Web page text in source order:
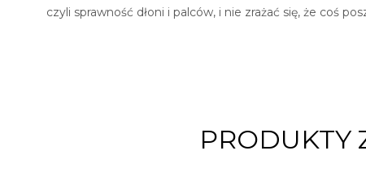
czyli sprawność dłoni i palców, i nie zrażać się, że coś
PRODUKTY